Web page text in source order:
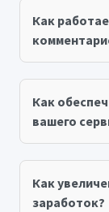
Как
Как
вашего
Как
заработок?